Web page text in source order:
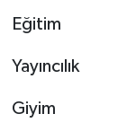
Eğitim
Yayıncılık
Giyim